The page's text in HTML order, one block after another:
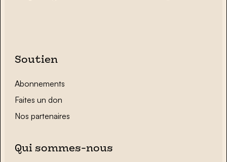
Soutien
Abonnements
Faites un don
Nos partenaires
Qui sommes-nous